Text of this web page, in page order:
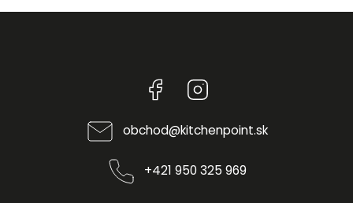
Facebook
obchod@kitchenpoint.sk
+421 950 325 969